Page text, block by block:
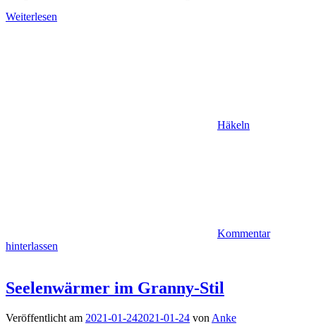
Weiterlesen
Häkeln
Kommentar
hinterlassen
Seelenwärmer im Granny-Stil
Veröffentlicht am 2021-01-242021-01-24 von Anke